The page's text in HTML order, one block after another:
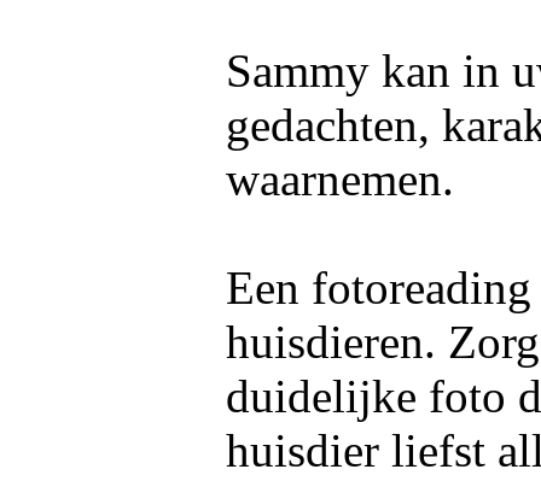
Sammy kan in
gedachten,
waarnemen.
Een
huisdieren.
duidelijke foto
huisdier liefst